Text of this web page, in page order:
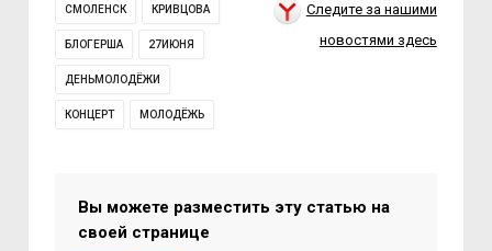
СМОЛЕНСК КРИВЦОВА
БЛОГЕРША 27ИЮНЯ
ДЕНЬМОЛОДЁЖИ
КОНЦЕРТ МОЛОДЁЖЬ
Следите за нашими
новостями здесь
Вы можете разместить эту статью на
своей странице